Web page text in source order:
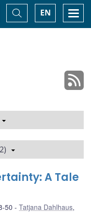
EN
Basculer
la
recherche
A Tale
50 Tatjana Dahlhaus,